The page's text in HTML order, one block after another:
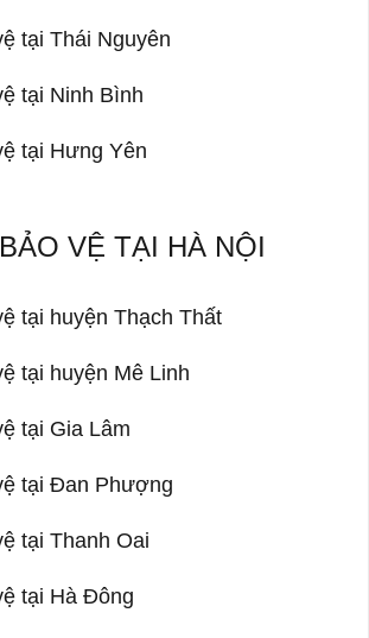
tại Thái Nguyên
tại Ninh Bình
tại Hưng Yên
VỆ TẠI HÀ NỘI
tại huyện Thạch Thất
tại huyện Mê Linh
tại Gia Lâm
tại Đan Phượng
tại Thanh Oai
tại Hà Đông